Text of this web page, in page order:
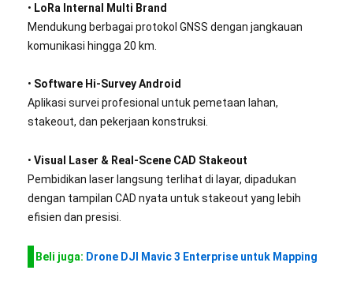
• LoRa Internal Multi Brand
Mendukung berbagai protokol GNSS dengan jangkauan
komunikasi hingga 20 km.
• Software Hi-Survey Android
Aplikasi survei profesional untuk pemetaan lahan,
stakeout, dan pekerjaan konstruksi.
• Visual Laser & Real-Scene CAD Stakeout
Pembidikan laser langsung terlihat di layar, dipadukan
dengan tampilan CAD nyata untuk stakeout yang lebih
efisien dan presisi.
Beli juga: Drone DJI Mavic 3 Enterprise untuk Mapping